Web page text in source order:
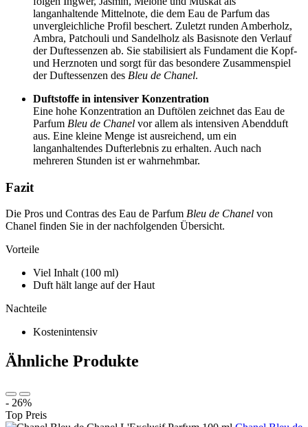
langanhaltende Mittelnote, die dem Eau de Parfum das
unvergleichliche Profil beschert. Zuletzt runden Amberholz,
Ambra, Patchouli und Sandelholz als Basisnote den Verlauf
der Duftessenzen ab. Sie stabilisiert als Fundament die Kopf-
und Herznoten und sorgt für das besondere Zusammenspiel
der Duftessenzen des Bleu de Chanel.
Duftstoffe in intensiver Konzentration
Eine hohe Konzentration an Duftölen zeichnet das Eau de
Parfum Bleu de Chanel vor allem als intensiven Abendduft
aus. Eine kleine Menge ist ausreichend, um ein
langanhaltendes Dufterlebnis zu erhalten. Auch nach
mehreren Stunden ist er wahrnehmbar.
Fazit
Die Pros und Contras des Eau de Parfum Bleu de Chanel von
Chanel finden Sie in der nachfolgenden Übersicht.
Vorteile
Viel Inhalt (100 ml)
Duft hält lange auf der Haut
Nachteile
Kostenintensiv
Ähnliche Produkte
- 26%
Top Preis